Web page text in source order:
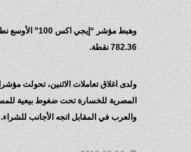
782.36 نقطة.
ولدى اغلاق تعاملات الاثنين، تحولت
المصرية للخسارة تحت ضغوط بيعية
والعرب في المقابل اتجه الأجانب للشراء.